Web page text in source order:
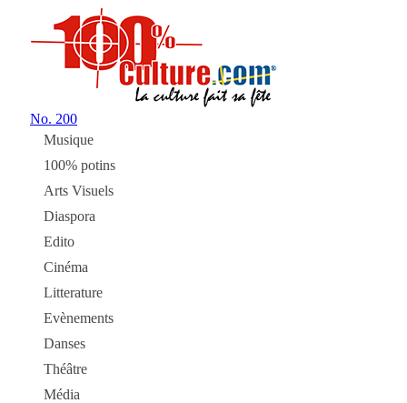
No. 200
Musique
100% potins
Arts Visuels
Diaspora
Edito
Cinéma
Litterature
Evènements
Danses
Théâtre
Média